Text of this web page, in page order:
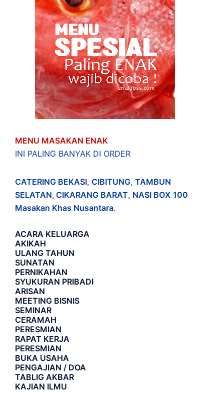
MENU MASAKAN ENAK
INI PALING BANYAK DI ORDER
CATERING BEKASI, CIBITUNG, TAMBUN
SELATAN, CIKARANG BARAT, NASI BOX 100
Masakan Khas Nusantara.
ACARA KELUARGA
AKIKAH
ULANG TAHUN
SUNATAN
PERNIKAHAN
SYUKURAN PRIBADI
ARISAN
MEETING BISNIS
SEMINAR
CERAMAH
PERESMIAN
RAPAT KERJA
PERESMIAN
BUKA USAHA
PENGAJIAN / DOA
TABLIG AKBAR
KAJIAN ILMU